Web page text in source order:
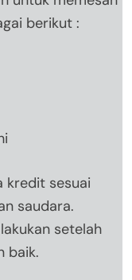
berikut :
kredit sesuai
saudara.
setelah
baik.